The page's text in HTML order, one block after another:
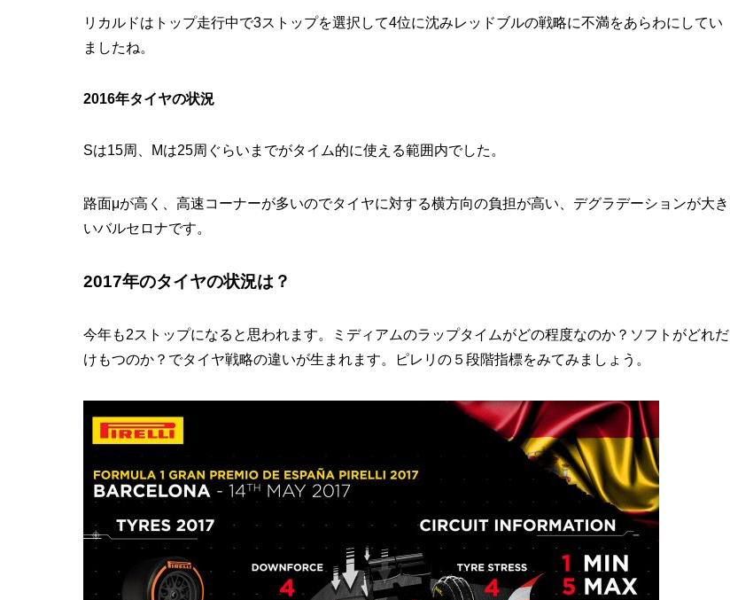
リカルドはトップ走行中で3ストップを選択して4位に沈みレッドブルの戦略に不満をあらわにしてい
ましたね。
2016年タイヤの状況
Sは15周、Mは25周ぐらいまでがタイム的に使える範囲内でした。
路面μが高く、高速コーナーが多いのでタイヤに対する横方向の負担が高い、デグラデーションが大き
いバルセロナです。
2017年のタイヤの状況は？
今年も2ストップになると思われます。ミディアムのラップタイムがどの程度なのか？ソフトがどれだ
けもつのか？でタイヤ戦略の違いが生まれます。ピレリの５段階指標をみてみましょう。